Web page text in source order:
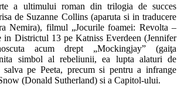
a ultimului roman din trilogia de succes
de Suzanne Collins (aparuta si in traducere
Nemira), filmul „Jocurile foamei: Revolta –
in Districtul 13 pe Katniss Everdeen (Jennifer
acum drept „Mockingjay” (gaiţa
simbol al rebeliunii, ea lupta alaturi de
salva pe Peeta, precum si pentru a infrange
(Donald Sutherland) si a Capitol-ului.